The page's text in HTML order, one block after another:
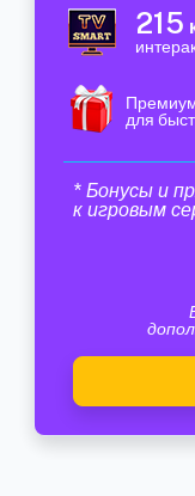
215
Премиум
для
* Бонусы и
к игровым